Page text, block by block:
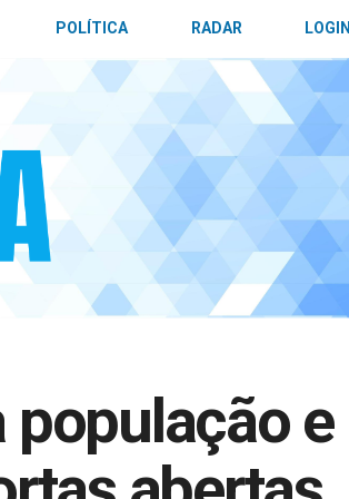
POLÍTICA RADAR LOGIN
população e